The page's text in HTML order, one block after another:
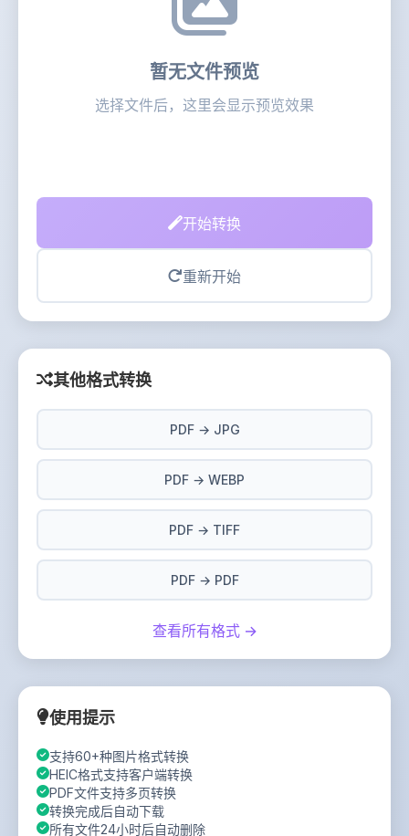
暂无文件预览
选择文件后，这里会显示预览效果
开始转换
重新开始
其他格式转换
PDF → JPG
PDF → WEBP
PDF → TIFF
PDF → PDF
查看所有格式 →
使用提示
支持60+种图片格式转换
HEIC格式支持客户端转换
PDF文件支持多页转换
转换完成后自动下载
所有文件24小时后自动删除